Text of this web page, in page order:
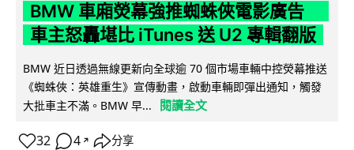
BMW 車廂熒幕強推蜘蛛俠電影廣告
車主怒轟堪比 iTunes 送 U2 專輯翻版
BMW 近日透過無線更新向全球逾 70 個市場車輛中控熒幕推送
《蜘蛛俠：英雄重生》宣傳動畫，啟動車輛即彈出通知，觸發
大批車主不滿。BMW 早...
閱讀全文
32 4 ↗ 分享